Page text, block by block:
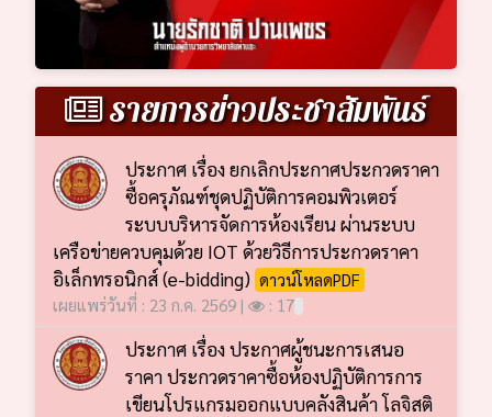
รายการข่าวประชาสัมพันธ์
ประกาศ เรื่อง ยกเลิกประกาศประกวดราคา
ซื้อครุภัณฑ์ชุดปฏิบัติการคอมพิวเตอร์
ระบบบริหารจัดการห้องเรียน ผ่านระบบ
เครือข่ายควบคุมด้วย IOT ด้วยวิธีการประกวดราคา
อิเล็กทรอนิกส์ (e-bidding) ดาวน์โหลดPDF
เผยแพร่วันที่ : 23 ก.ค. 2569 |
: 17
ประกาศ เรื่อง ประกาศผู้ชนะการเสนอ
ราคา ประกวดราคาซื้อห้องปฏิบัติการการ
เขียนโปรแกรมออกแบบคลังสินค้า โลจิสติ